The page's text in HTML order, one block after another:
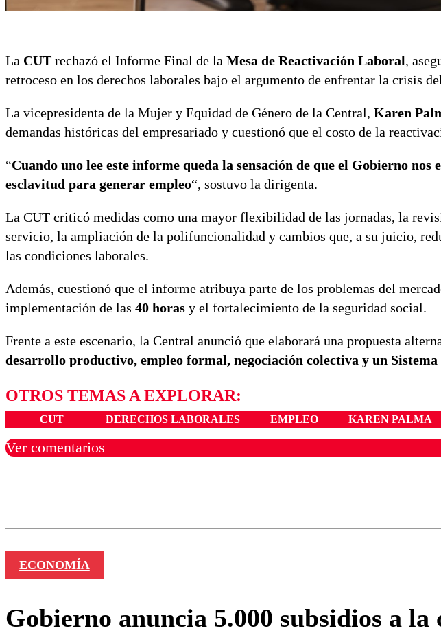
La CUT rechazó el Informe Final de la Mesa de Reactivación Laboral,
retroceso en los derechos laborales bajo el argumento de enfrentar la crisis
La vicepresidenta de la Mujer y Equidad de Género de la Central, Karen
demandas históricas del empresariado y cuestionó que el costo de la
“Cuando uno lee este informe queda la sensación de que el Gobierno
esclavitud para generar empleo“, sostuvo la dirigenta.
La CUT criticó medidas como una mayor flexibilidad de las jornadas, la
servicio, la ampliación de la polifuncionalidad y cambios que, a su juicio,
las condiciones laborales.
Además, cuestionó que el informe atribuya parte de los problemas del
implementación de las 40 horas y el fortalecimiento de la seguridad social.
Frente a este escenario, la Central anunció que elaborará una propuesta
desarrollo productivo, empleo formal, negociación colectiva y un
OTROS TEMAS A EXPLORAR:
CUT DERECHOS LABORALES EMPLEO KAREN PALMA
Ver comentarios
ECONOMÍA
Gobierno anuncia 5.000 subsidios a